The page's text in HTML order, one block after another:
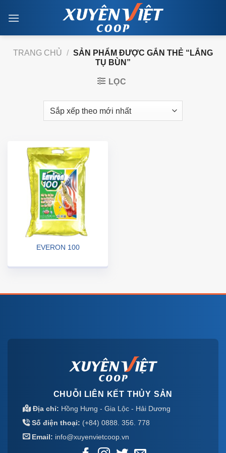
TRANG CHỦ / SẢN PHẨM ĐƯỢC GẮN THẺ “LẮNG
TỤ BÙN”
LỌC
EVERON 100
CHUỖI LIÊN KẾT THỦY SẢN
Địa chỉ: Hồng Hưng - Gia Lộc - Hải Dương
Số điện thoại: (+84) 0888. 356. 778
Email: info@xuyenvietcoop.vn